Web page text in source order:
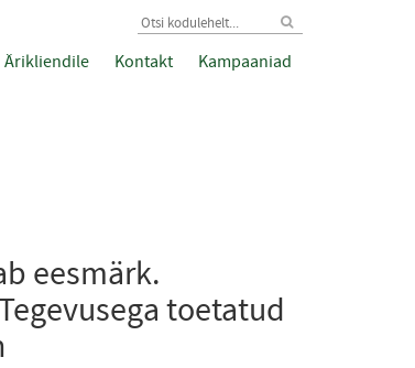
Ärikliendile Kontakt Kampaaniad
eesmärk.
toetatud